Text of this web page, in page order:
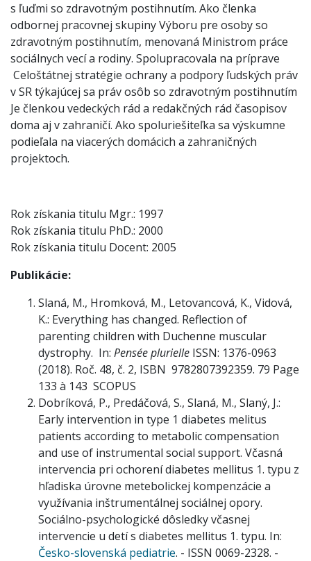
s ľuďmi so zdravotným postihnutím. Ako členka
odbornej pracovnej skupiny Výboru pre osoby so
zdravotným postihnutím, menovaná Ministrom práce
sociálnych vecí a rodiny. Spolupracovala na príprave
Celoštátnej stratégie ochrany a podpory ľudských práv
v SR týkajúcej sa práv osôb so zdravotným postihnutím
Je členkou vedeckých rád a redakčných rád časopisov
doma aj v zahraničí. Ako spoluriešiteľka sa výskumne
podieľala na viacerých domácich a zahraničných
projektoch.
Rok získania titulu Mgr.: 1997
Rok získania titulu PhD.: 2000
Rok získania titulu Docent: 2005
Publikácie:
Slaná, M., Hromková, M., Letovancová, K., Vidová,
K.: Everything has changed. Reflection of
parenting children with Duchenne muscular
dystrophy. In: Pensée plurielle ISSN: 1376-0963
(2018). Roč. 48, č. 2, ISBN 9782807392359. 79 Page
133 à 143 SCOPUS
Dobríková, P., Predáčová, S., Slaná, M., Slaný, J.:
Early intervention in type 1 diabetes melitus
patients according to metabolic compensation
and use of instrumental social support. Včasná
intervencia pri ochorení diabetes mellitus 1. typu z
hľadiska úrovne metebolickej kompenzácie a
využívania inštrumentálnej sociálnej opory.
Sociálno-psychologické dôsledky včasnej
intervencie u detí s diabetes mellitus 1. typu. In:
Česko-slovenská pediatrie. - ISSN 0069-2328. -